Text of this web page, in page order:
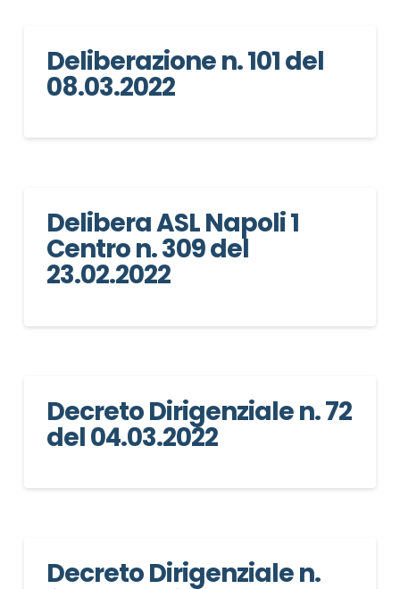
Deliberazione n. 101 del
08.03.2022
Delibera ASL Napoli 1
Centro n. 309 del
23.02.2022
Decreto Dirigenziale n. 72
del 04.03.2022
Decreto Dirigenziale n.